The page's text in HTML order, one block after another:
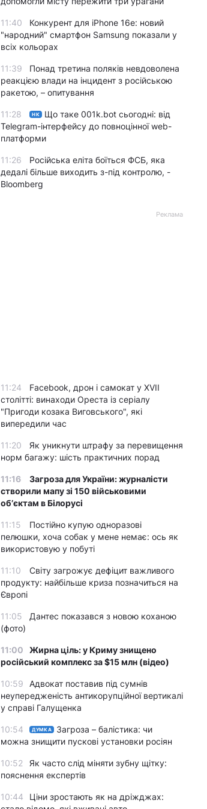
11:40
Конкурент для iPhone 16e: новий
"народний" смартфон Samsung показали у
всіх кольорах
11:39
Понад третина поляків невдоволена
реакцією влади на інцидент з російською
ракетою, – опитування
11:28 НК
Що таке 001k.bot сьогодні: від
Telegram-інтерфейсу до повноцінної web-
платформи
11:26
Російська еліта боїться ФСБ, яка
дедалі більше виходить з-під контролю, -
Bloomberg
Реклама
11:24
Facebook, дрон і самокат у XVII
столітті: винаходи Ореста із серіалу
"Пригоди козака Виговського", які
випередили час
11:20
Як уникнути штрафу за перевищення
норм багажу: шість практичних порад
11:16
Загроза для України: журналісти
створили мапу зі 150 військовими
обʼєктам в Білорусі
11:15
Постійно купую одноразові
пелюшки, хоча собак у мене немає: ось як
використовую у побуті
11:10
Світу загрожує дефіцит важливого
продукту: найбільше криза позначиться на
Європі
11:05
Дантес показався з новою коханою
(фото)
11:00
Жирна ціль: у Криму знищено
російський комплекс за $15 млн (відео)
10:59
Адвокат поставив під сумнів
неупередженість антикорупційної вертикалі
у справі Галущенка
10:54 ДУМКА
Загроза – балістика: чи
можна знищити пускові установки росіян
10:52
Як часто слід міняти зубну щітку:
пояснення експертів
10:44
Ціни зростають як на дріжджах: